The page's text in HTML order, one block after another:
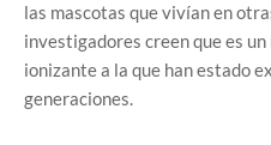
las mascotas que vivían en
investigadores creen que es
ionizante a la que han estado
generaciones.